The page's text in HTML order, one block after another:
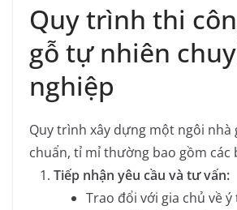
Quy trình thi
gỗ tự nhiên
nghiệp
Quy trình xây dựng một ngôi
chuẩn, tỉ mỉ thường bao gồm các
Tiếp nhận yêu cầu và tư vấn:
Trao đổi với gia chủ về